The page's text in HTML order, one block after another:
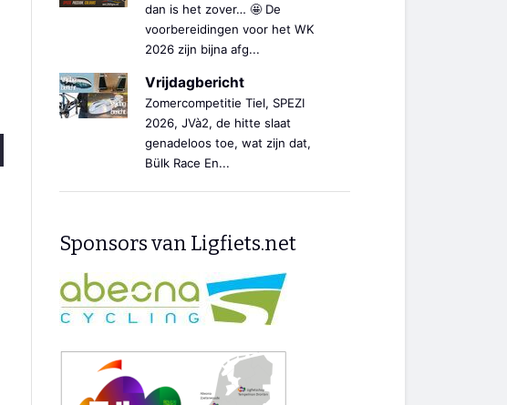
dan is het zover… 🤩 De
voorbereidingen voor het WK
2026 zijn bijna afg...
Vrijdagbericht
Zomercompetitie Tiel, SPEZI
2026, JVà2, de hitte slaat
genadeloos toe, wat zijn dat,
Bülk Race En...
Sponsors van Ligfiets.net